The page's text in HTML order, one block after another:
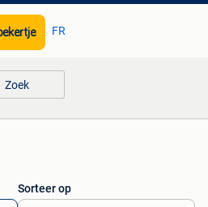
FR
Zoek
Sorteer op